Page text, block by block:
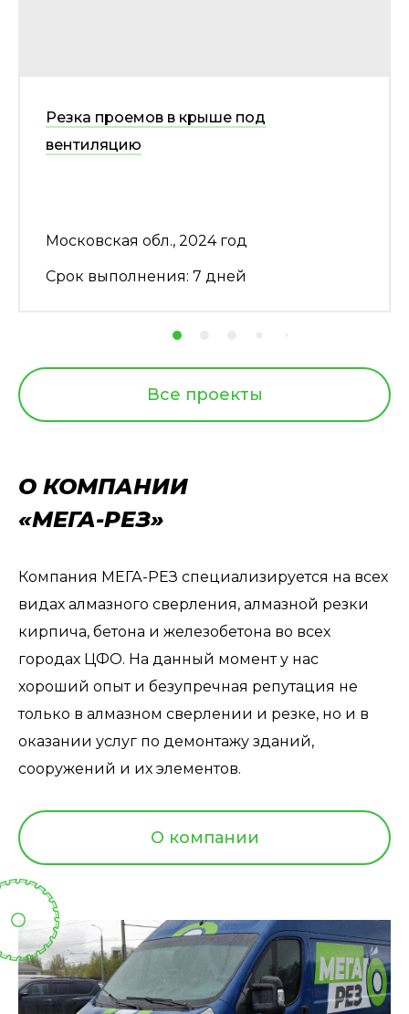
Резка проемов в крыше под
вентиляцию
Московская обл., 2024 год
Срок выполнения: 7 дней
Все проекты
О КОМПАНИИ
«МЕГА-РЕЗ»
Компания МЕГА-РЕЗ специализируется на всех
видах алмазного сверления, алмазной резки
кирпича, бетона и железобетона во всех
городах ЦФО. На данный момент у нас
хороший опыт и безупречная репутация не
только в алмазном сверлении и резке, но и в
оказании услуг по демонтажу зданий,
сооружений и их элементов.
О компании